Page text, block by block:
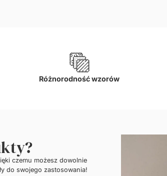
Różnorodność wzorów
czemu możesz dowolnie
do swojego zastosowania!